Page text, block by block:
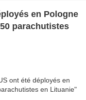
en Pologne
parachutistes